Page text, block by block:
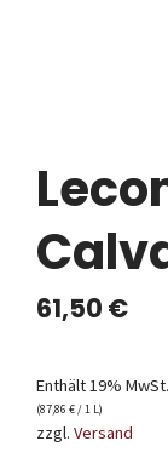
61,50 €
Enthält 19% MwSt.
(87,86 €/ 1 L)
zzgl. Versand